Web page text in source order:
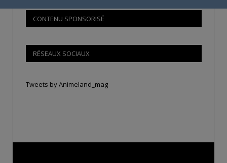
CONTENU SPONSORISÉ
RÉSEAUX SOCIAUX
Tweets by Animeland_mag